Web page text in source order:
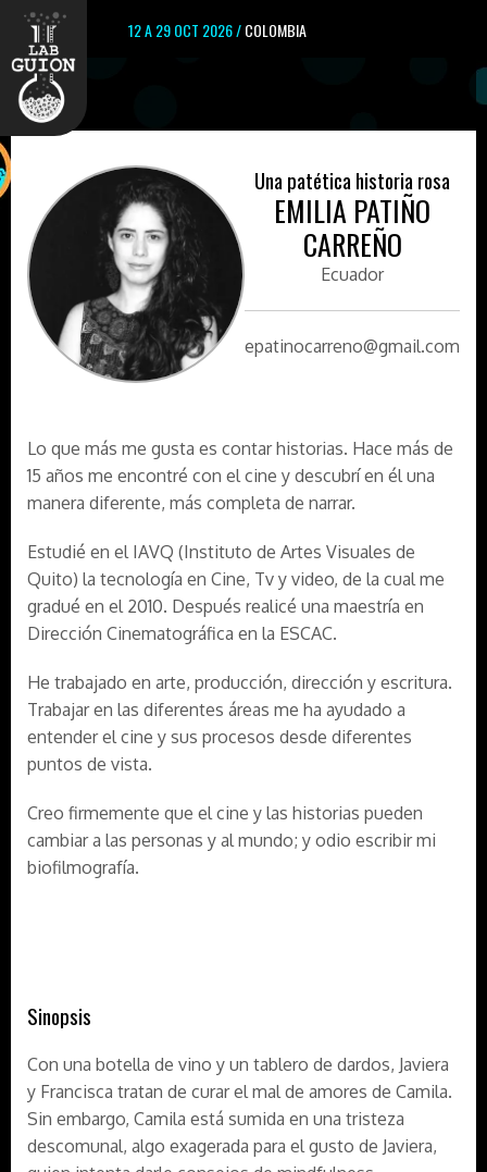
12 A 29 OCT 2026 /COLOMBIA
Una patética historia rosa
EMILIA PATIÑO
CARREÑO
Ecuador
epatinocarreno@gmail.com
Lo que más me gusta es contar historias. Hace más de
15 años me encontré con el cine y descubrí en él una
manera diferente, más completa de narrar.
Estudié en el IAVQ (Instituto de Artes Visuales de
Quito) la tecnología en Cine, Tv y video, de la cual me
gradué en el 2010. Después realicé una maestría en
Dirección Cinematográfica en la ESCAC.
He trabajado en arte, producción, dirección y escritura.
Trabajar en las diferentes áreas me ha ayudado a
entender el cine y sus procesos desde diferentes
puntos de vista.
Creo firmemente que el cine y las historias pueden
cambiar a las personas y al mundo; y odio escribir mi
biofilmografía.
Sinopsis
Con una botella de vino y un tablero de dardos, Javiera
y Francisca tratan de curar el mal de amores de Camila.
Sin embargo, Camila está sumida en una tristeza
descomunal, algo exagerada para el gusto de Javiera,